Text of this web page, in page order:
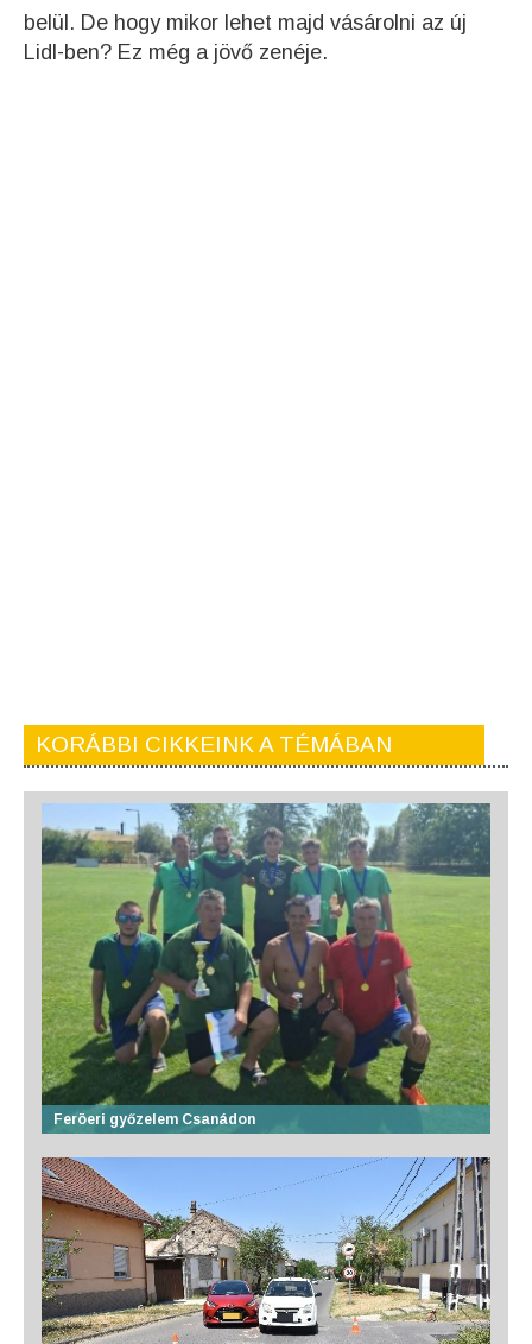
belül. De hogy mikor lehet majd vásárolni az új
Lidl-ben? Ez még a jövő zenéje.
KORÁBBI CIKKEINK A TÉMÁBAN
Feröeri győzelem Csanádon